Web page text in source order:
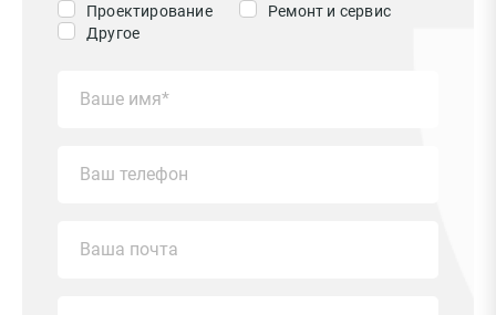
Проектирование
Ремонт и сервис
Другое